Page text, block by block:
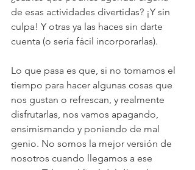
de esas actividades divertidas? ¡Y sin
culpa! Y otras ya las haces sin darte
cuenta (o sería fácil incorporarlas).
Lo que pasa es que, si no tomamos el
tiempo para hacer algunas cosas que
nos gustan o refrescan, y realmente
disfrutarlas, nos vamos apagando,
ensimismando y poniendo de mal
genio. No somos la mejor versión de
nosotros cuando llegamos a ese